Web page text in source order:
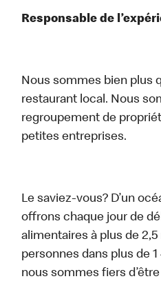
Responsable de
Nous sommes bien plus
restaurant local. Nous
regroupement de
petites entreprises.
Le saviez-vous? D’un
offrons chaque jour de
alimentaires à plus de
personnes dans plus de
nous sommes fiers